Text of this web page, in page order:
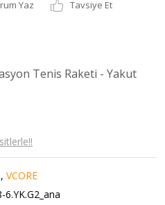
Yaz
Tavsiye Et
Tenis Raketi - Yakut
,VCORE
6.YK.G2_ana